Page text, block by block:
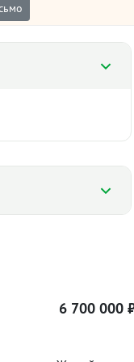
%
6 700 000